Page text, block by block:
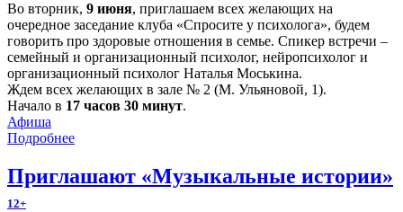
Во вторник, 9 июня, приглашаем всех желающих на
очередное заседание клуба «Спросите у психолога», будем
говорить про здоровые отношения в семье. Спикер встречи –
семейный и организационный психолог, нейропсихолог и
организационный психолог Наталья Моськина.
Ждем всех желающих в зале № 2 (М. Ульяновой, 1).
Начало в 17 часов 30 минут.
Афиша
Подробнее
Приглашают «Музыкальные истории»
12+